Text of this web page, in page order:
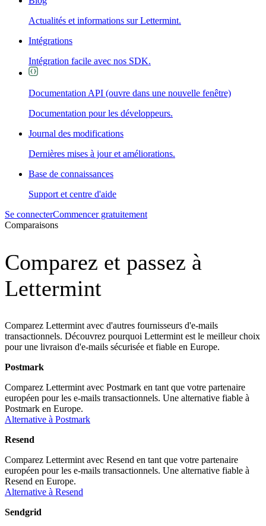
Actualités et informations sur Lettermint.
Intégrations
Intégration facile avec nos SDK.
Documentation API (ouvre dans une nouvelle fenêtre)
Documentation pour les développeurs.
Journal des modifications
Dernières mises à jour et améliorations.
Base de connaissances
Support et centre d'aide
Se connecterCommencer gratuitement
Comparaisons
Comparez et passez à
Lettermint
Comparez Lettermint avec d'autres fournisseurs d'e-mails
transactionnels. Découvrez pourquoi Lettermint est le meilleur choix
pour une livraison d'e-mails sécurisée et fiable en Europe.
Postmark
Comparez Lettermint avec Postmark en tant que votre partenaire
européen pour les e-mails transactionnels. Une alternative fiable à
Postmark en Europe.
Alternative à Postmark
Resend
Comparez Lettermint avec Resend en tant que votre partenaire
européen pour les e-mails transactionnels. Une alternative fiable à
Resend en Europe.
Alternative à Resend
Sendgrid